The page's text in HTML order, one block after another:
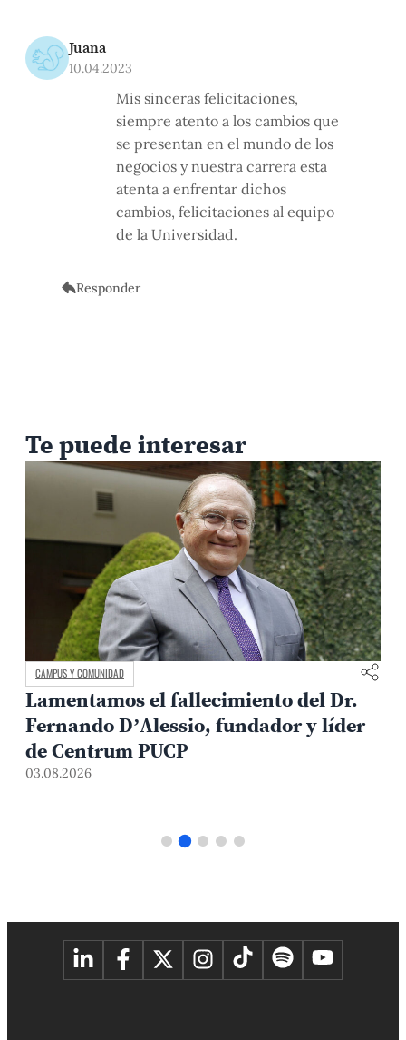
Juana
10.04.2023
Mis sinceras felicitaciones,
siempre atento a los cambios que
se presentan en el mundo de los
negocios y nuestra carrera esta
atenta a enfrentar dichos
cambios, felicitaciones al equipo
de la Universidad.
Responder
Te puede interesar
CAMPUS Y COMUNIDAD
Lamentamos el fallecimiento del Dr.
Fernando D’Alessio, fundador y líder
de Centrum PUCP
03.08.2026